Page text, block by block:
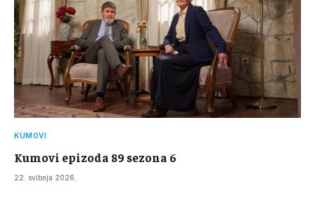
KUMOVI
Kumovi epizoda 89 sezona 6
22. svibnja 2026.